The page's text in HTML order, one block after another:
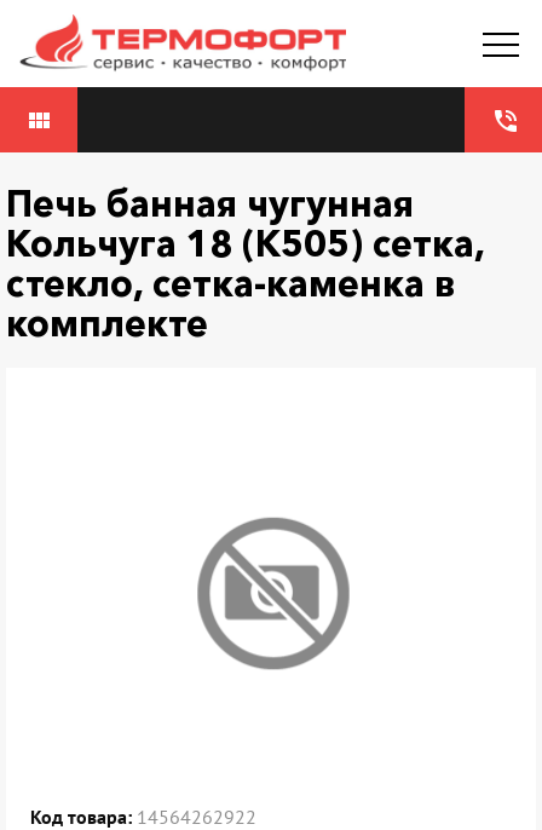
phone_in_talk
view_module
Печь банная чугунная
Кольчуга 18 (К505) сетка,
стекло, сетка-каменка в
комплекте
Код товара: 14564262922